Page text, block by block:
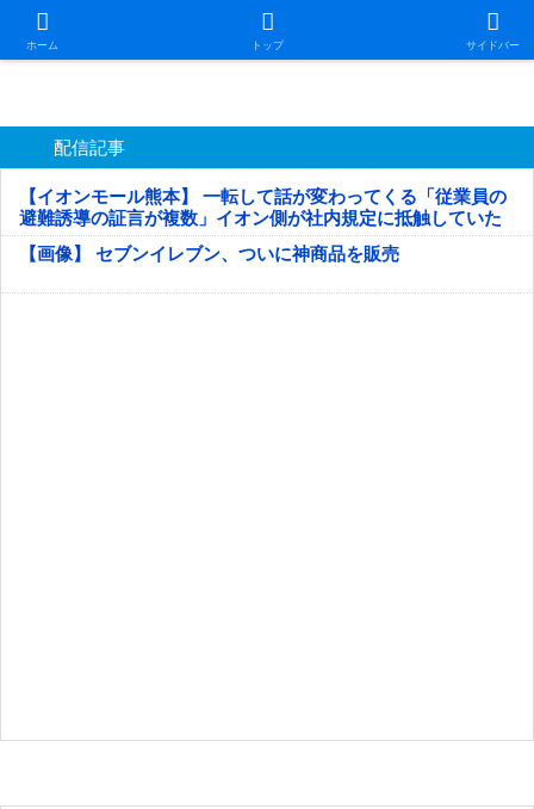
ホーム トップ サイドバー
日本第一！ニュース録
配信記事
【イオンモール熊本】 一転して話が変わってくる「従業員の
避難誘導の証言が複数」イオン側が社内規定に抵触していた
疑い
【画像】 セブンイレブン、ついに神商品を販売